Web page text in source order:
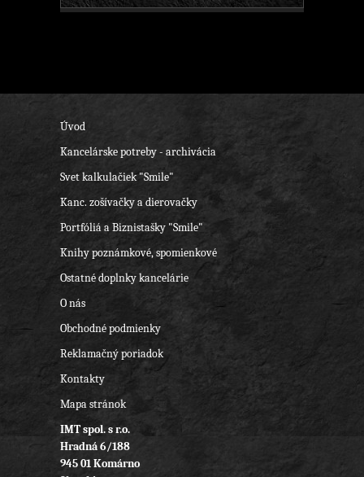
Úvod
Kancelárske potreby - archivácia
Svet kalkulačiek "Smile"
Kanc. zošívačky a dierovačky
Portfóliá a Biznistašky "Smile"
Knihy poznámkové, spomienkové
Ostatné doplnky kancelárie
O nás
Obchodné podmienky
Reklamačný poriadok
Kontakty
Mapa stránok
IMT spol. s r.o.
Hradná 6/188
945 01 Komárno